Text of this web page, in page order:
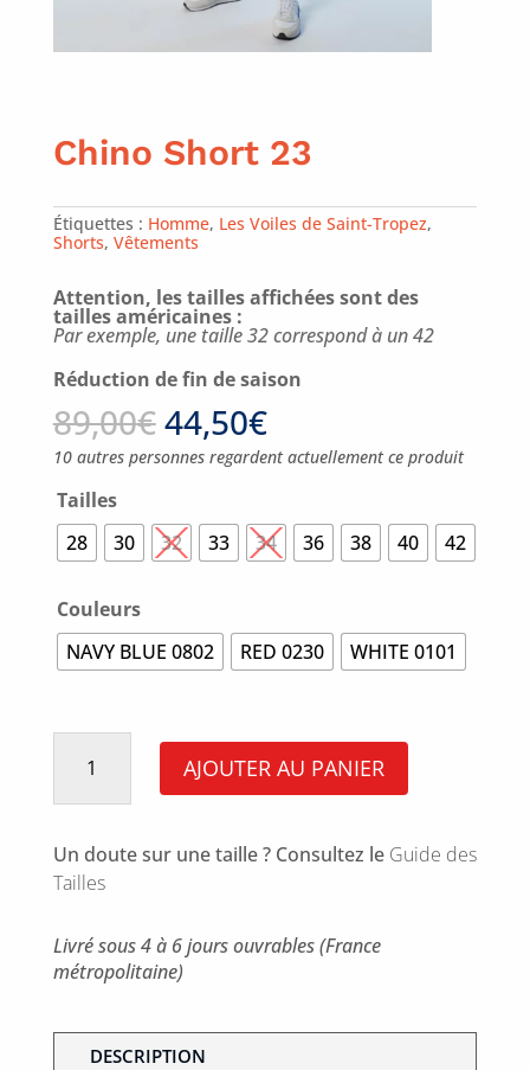
Chino Short 23
Étiquettes : Homme, Les Voiles de Saint-Tropez,
Shorts, Vêtements
Attention, les tailles affichées sont des
tailles américaines :
Par exemple, une taille 32 correspond à un 42
Réduction de fin de saison
89,00€44,50€
10 autres personnes regardent actuellement ce produit
Tailles
28
30 32 33 34 36 38 40 42
Couleurs
NAVY BLUE 0802
RED 0230 WHITE 0101
quantité
Chino AJOUTER AU PANIER
Un doute sur une taille ? Consultez le Guide des
Tailles
Livré sous 4 à 6 jours ouvrables (France
métropolitaine)
DESCRIPTION